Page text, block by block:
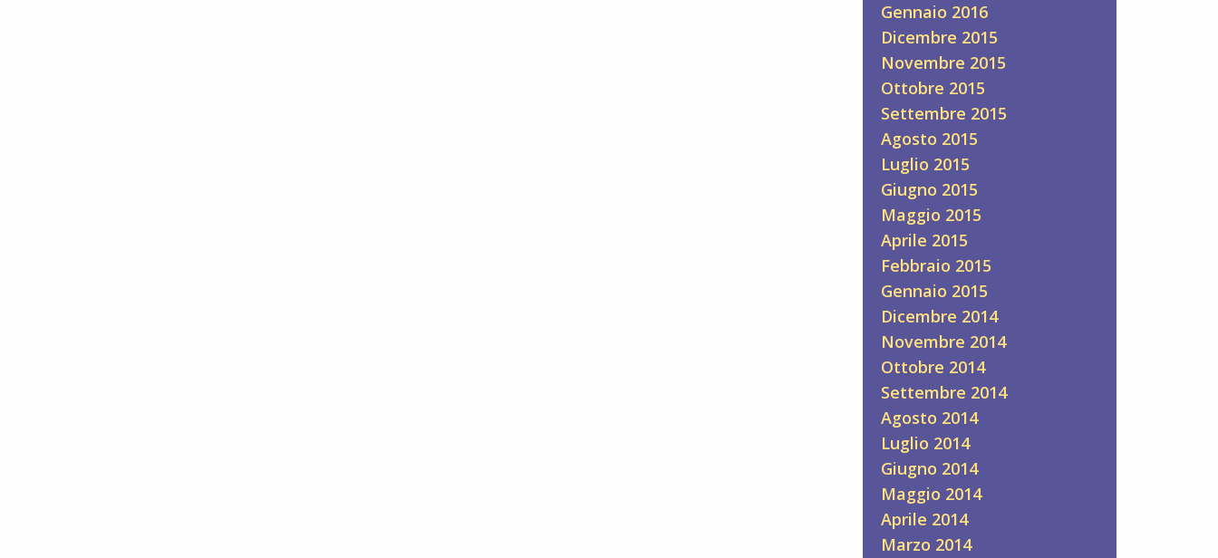
Gennaio 2016
Dicembre 2015
Novembre 2015
Ottobre 2015
Settembre 2015
Agosto 2015
Luglio 2015
Giugno 2015
Maggio 2015
Aprile 2015
Febbraio 2015
Gennaio 2015
Dicembre 2014
Novembre 2014
Ottobre 2014
Settembre 2014
Agosto 2014
Luglio 2014
Giugno 2014
Maggio 2014
Aprile 2014
Marzo 2014